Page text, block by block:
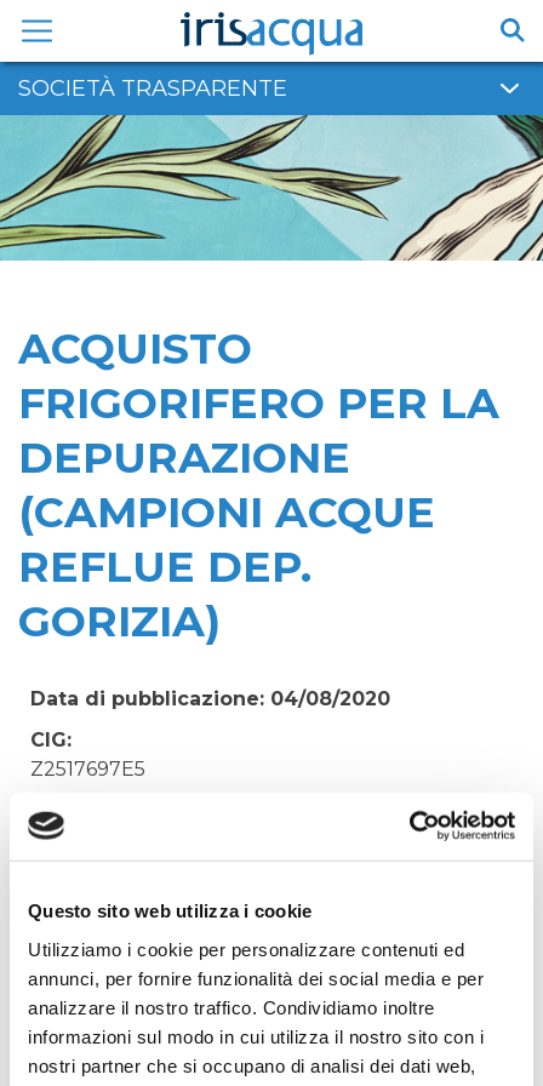
Questo sito web utilizza i cookie
Utilizziamo i cookie per personalizzare contenuti ed
annunci, per fornire funzionalità dei social media e per
analizzare il nostro traffico. Condividiamo inoltre
informazioni sul modo in cui utilizza il nostro sito con i
nostri partner che si occupano di analisi dei dati web,
contenuto
SOCIETÀ TRASPARENTE
ACQUISTO
FRIGORIFERO PER LA
DEPURAZIONE
(CAMPIONI ACQUE
REFLUE DEP.
GORIZIA)
Data di pubblicazione: 04/08/2020
CIG:
Z2517697E5
Struttura proponente:
'Irisacqua srl P.I./C.F. 01070220312. - Ufficio
Tecnico
Oggetto:
ACQUISTO FRIGORIFERO PER LA
DEPURAZIONE (CAMPIONI ACQUE REFLUE DEP.
GORIZIA)
Elenco operatori invitati:
Codice Fiscale: